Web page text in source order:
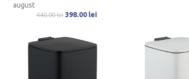
august
440.00lei 398.00 lei